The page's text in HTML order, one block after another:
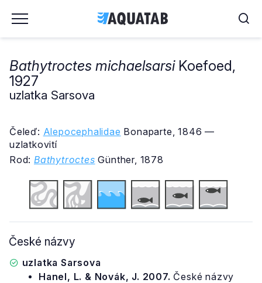
Bathytroctes michaelsarsiKoefoed,
1927
uzlatka Sarsova
Čeleď: Alepocephalidae Bonaparte, 1846 —
uzlatkovití
Rod: Bathytroctes Günther, 1878
České názvy
uzlatka Sarsova
Hanel, L. & Novák, J. 2007. České názvy